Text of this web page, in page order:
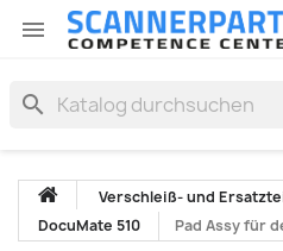

search
Verschleiß- und
DocuMate 510
Pad Assy für